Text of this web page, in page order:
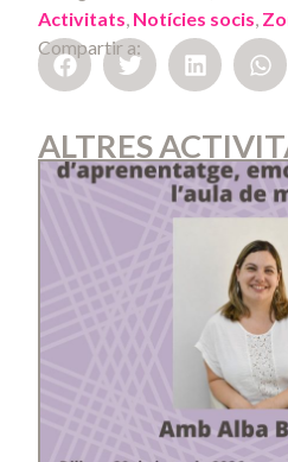
Activitats, Notícies socis,
Compartir a:
ALTRES